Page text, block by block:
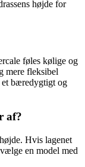
højde for
føles kølige og
mere fleksibel
et bæredygtigt og
af?
Hvis lagenet
en model med